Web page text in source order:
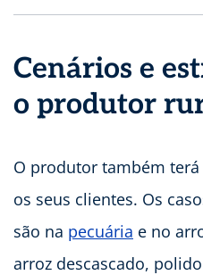
Cenários e
o produtor
O produtor também
os seus clientes. Os
são na pecuária e no
arroz descascado,